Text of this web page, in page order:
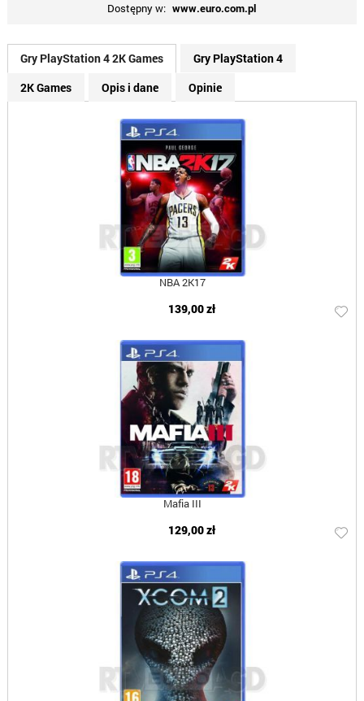
Dostępny w: www.euro.com.pl
Gry PlayStation 4 2K Games
Gry PlayStation 4
2K Games
Opis i dane Opinie
NBA 2K17
139,00 zł
Mafia III
129,00 zł